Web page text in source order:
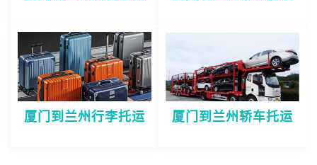
厦门到兰州行李托运 厦门到兰州轿车托运